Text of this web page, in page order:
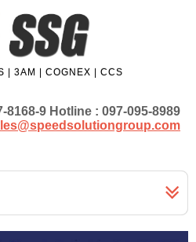
| 3AM | COGNEX | CCS
8168-9 Hotline : 097-095-8989